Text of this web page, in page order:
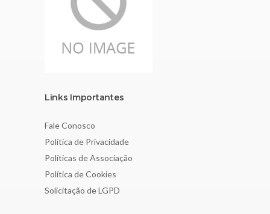
Links Importantes
Fale Conosco
Política de Privacidade
Políticas de Associação
Política de Cookies
Solicitação de LGPD